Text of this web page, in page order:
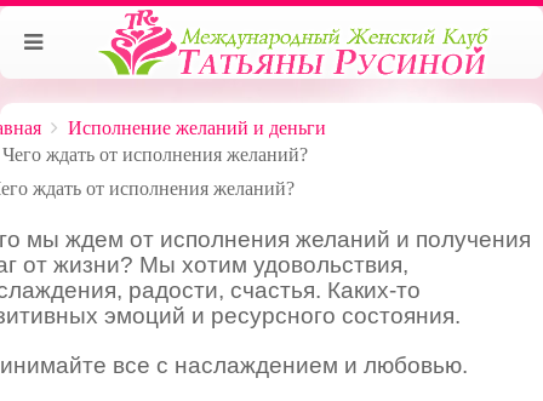
Исполнение желаний и деньги
Чего ждать от исполнения желаний?
мы ждем от исполнения желаний и получения
от жизни? Мы хотим удовольствия,
радости, счастья. Каких-то
эмоций и ресурсного состояния.
все с наслаждением и любовью.